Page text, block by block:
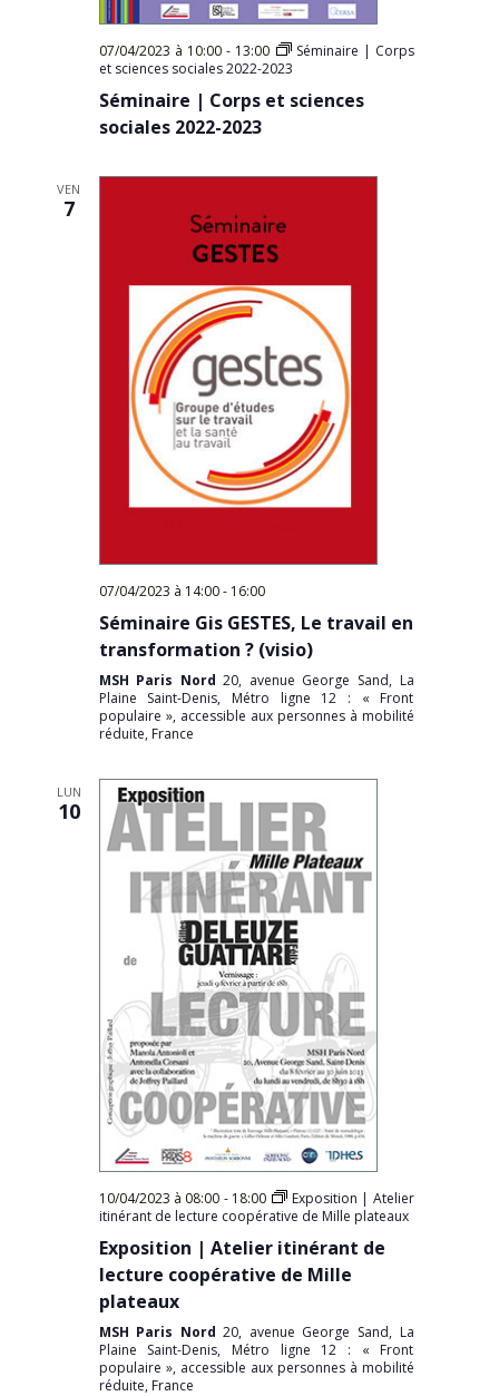
07/04/2023 à 10:00- 13:00
Séminaire | Corps
et sciences sociales 2022-2023
Séminaire | Corps et sciences
sociales 2022-2023
VEN
7
07/04/2023 à 14:00- 16:00
Séminaire Gis GESTES, Le travail en
transformation ? (visio)
MSH Paris Nord20, avenue George Sand, La
Plaine Saint-Denis, Métro ligne 12 : « Front
populaire », accessible aux personnes à mobilité
réduite, France
LUN
10
10/04/2023 à 08:00 - 18:00
Exposition | Atelier
itinérant de lecture coopérative de Mille plateaux
Exposition | Atelier itinérant de
lecture coopérative de Mille
plateaux
MSH Paris Nord20, avenue George Sand, La
Plaine Saint-Denis, Métro ligne 12 : « Front
populaire », accessible aux personnes à mobilité
réduite, France